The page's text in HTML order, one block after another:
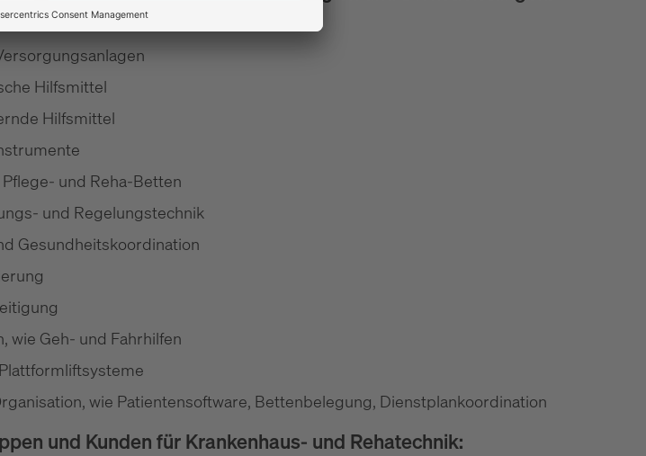
Hilfsmittel
Hilfsmittel
und Reha-Betten
und Regelungstechnik
Gesundheitskoordination
wie Geh- und Fahrhilfen
wie Patientensoftware, Bettenbelegung, Dienstplankoordination
und Kunden für Krankenhaus- und Rehatechnik: